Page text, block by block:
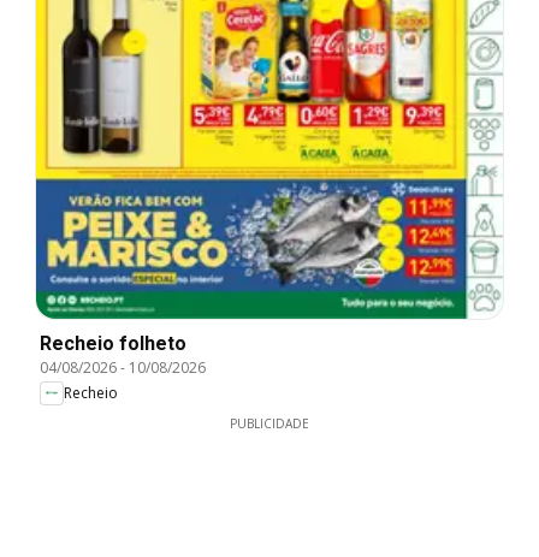
Recheio folheto
04/08/2026- 10/08/2026
Recheio
PUBLICIDADE